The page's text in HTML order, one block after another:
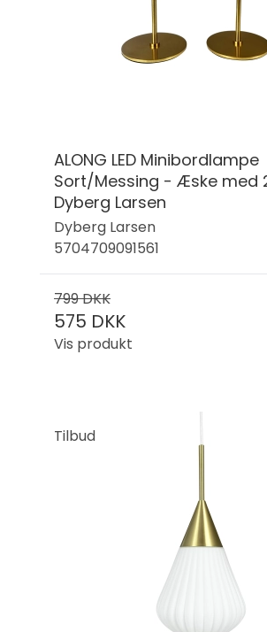
ALONG LED Minibordlampe
Sort/Messing - Æske med
Dyberg Larsen
Dyberg Larsen
5704709091561
799 DKK
575 DKK
Vis produkt
Tilbud